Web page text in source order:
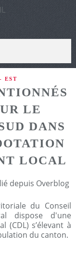
EST
LE
DANS
LOCAL
depuis Overblog
du Conseil
dispose d'une
(CDL) s’élevant à
du canton.